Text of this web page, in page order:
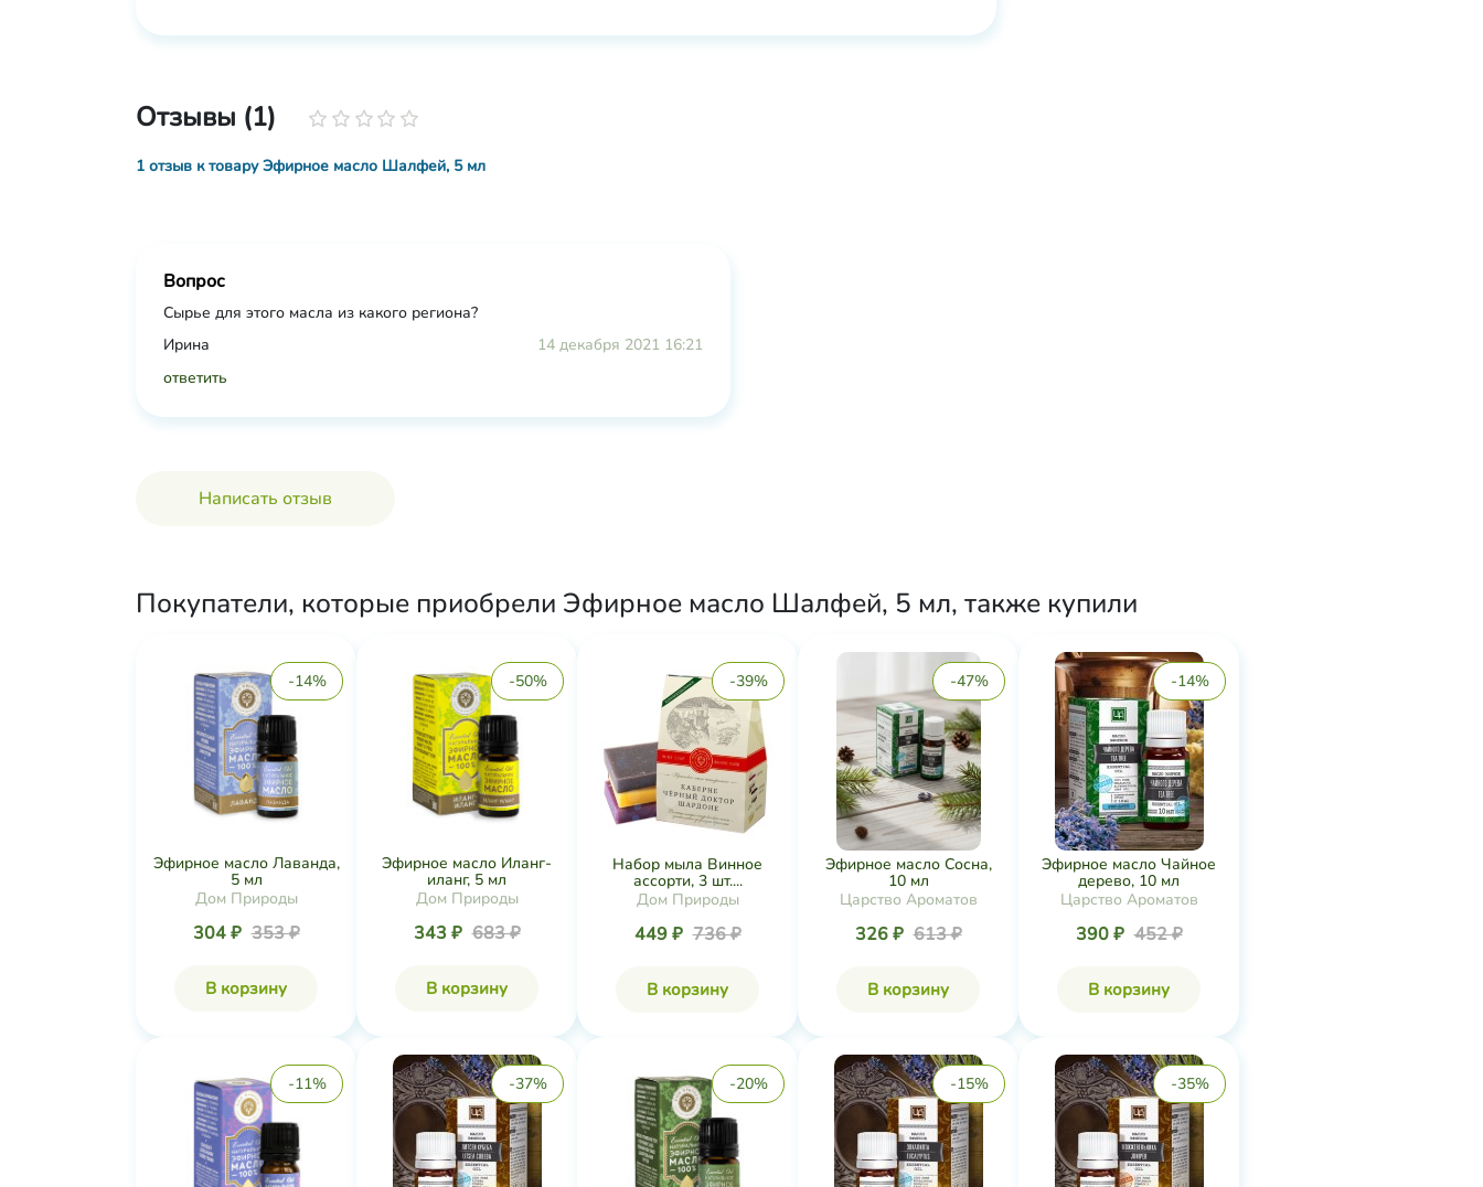
Отзывы (1)
1 отзыв к товару Эфирное масло Шалфей, 5 мл
Вопрос
Сырье для этого масла из какого региона?
Ирина
14 декабря 2021 16:21
ответить
Написать отзыв
Покупатели, которые приобрели Эфирное масло Шалфей, 5 мл, также купили
-14%
Эфирное масло Лаванда,
5 мл
Дом Природы
304 ₽ 353 ₽
В корзину
-50%
Эфирное масло Иланг-
иланг, 5 мл
Дом Природы
343 ₽ 683 ₽
В корзину
-39%
Набор мыла Винное
ассорти, 3 шт....
Дом Природы
449 ₽ 736 ₽
В корзину
-47%
Эфирное масло Сосна,
10 мл
Царство Ароматов
326 ₽ 613 ₽
В корзину
-14%
Эфирное масло Чайное
дерево, 10 мл
Царство Ароматов
390 ₽ 452 ₽
В корзину
-11% -37% -20% -15% -35%